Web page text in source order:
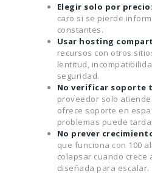
Elegir solo por precio:
caro si se pierde
constantes.
Usar hosting
recursos con otros
lentitud,
seguridad.
No verificar soporte
proveedor solo
ofrece soporte en
problemas puede
No prever
que funciona con 100
colapsar cuando crece
diseñada para escalar.